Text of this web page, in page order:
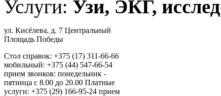
Услуги: Узи, ЭКГ,
ул. Кисёлева, д. 7 Центральный
Площадь Победы
Стол справок: +375 (17) 311-66-66
мобильный: +375 (44) 547-66-54
прием звонков: понедельник -
пятница с 8.00 до 20.00 Платные
услуги: +375 (29) 166-95-24 прием